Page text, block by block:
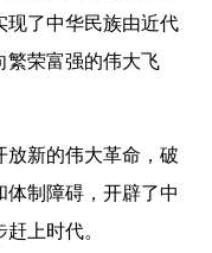
现了中华民族由近代
繁荣富强的伟大飞
新的伟大革命，破
制障碍，开辟了中
上时代。